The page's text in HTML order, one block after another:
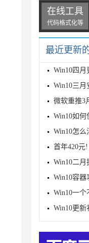
在线工具
代码格式化等
最近更新